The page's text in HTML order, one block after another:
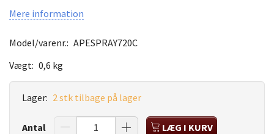
Mere information
Model/varenr.: APESPRAY720C
Vægt: 0,6 kg
Lager: 2 stk tilbage på lager
Antal LÆG I KURV